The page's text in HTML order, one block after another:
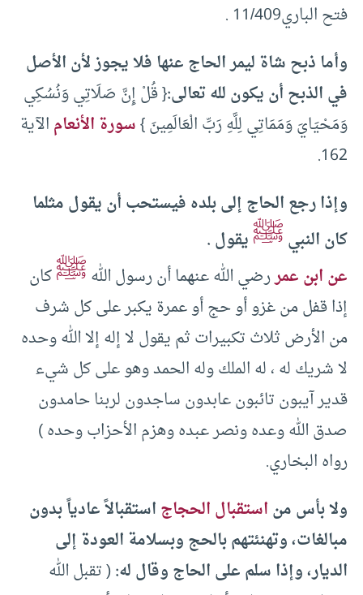
فتح الباري11/409 .
وأما ذبح شاة ليمر الحاج عنها فلا يجوز لأن الأصل
في الذبح أن يكون لله تعالى:{ قُلْ إِنَّ صَلَاتِي وَنُسُكِي
وَمَحْيَايَ وَمَمَاتِي لِلَّهِ رَبِّ الْعَالَمِينَ }سورة الأنعامالآية
162.
وإذا رجع الحاج إلى بلده فيستحب أن يقول مثلما
كان النبيﷺيقول .
عن ابن عمررضي الله عنهما أن رسول اللهﷺكان
إذا قفل من غزو أو حج أو عمرة يكبر على كل شرف
من الأرض ثلاث تكبيرات ثم يقول لا إله إلا الله وحده
لا شريك له ، له الملك وله الحمد وهو على كل شيء
قدير آيبون تائبون عابدون ساجدون لربنا حامدون
صدق الله وعده ونصر عبده وهزم الأحزاب وحده )
رواه البخاري.
ولا بأس مناستقبال الحجاجاستقبالاً عادياً بدون
مبالغات، وتهنئتهم بالحج وبسلامة العودة إلى
الديار، وإذا سلم على الحاج وقال له:( تقبل الله